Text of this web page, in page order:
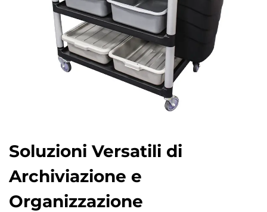
Soluzioni Versatili di
Archiviazione e
Organizzazione